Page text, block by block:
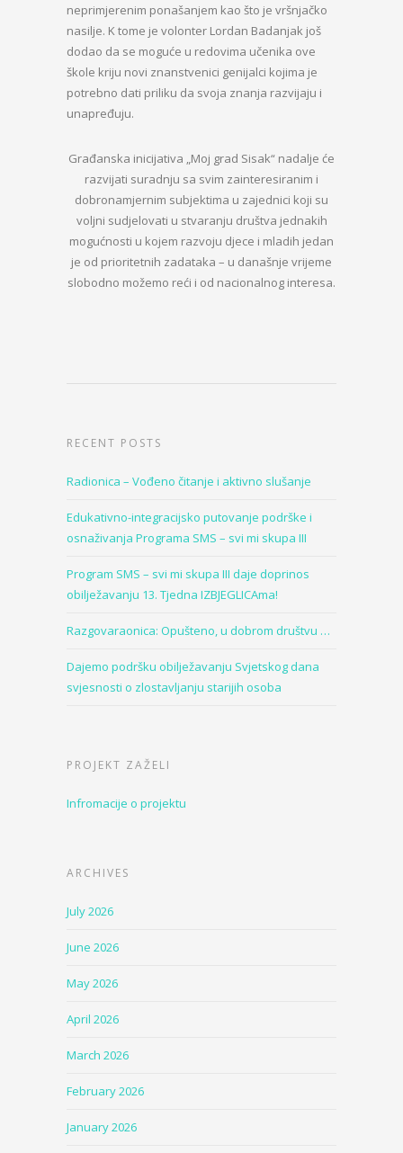
neprimjerenim ponašanjem kao što je vršnjačko
nasilje. K tome je volonter Lordan Badanjak još
dodao da se moguće u redovima učenika ove
škole kriju novi znanstvenici genijalci kojima je
potrebno dati priliku da svoja znanja razvijaju i
unapređuju.
Građanska inicijativa „Moj grad Sisak“ nadalje će
razvijati suradnju sa svim zainteresiranim i
dobronamjernim subjektima u zajednici koji su
voljni sudjelovati u stvaranju društva jednakih
mogućnosti u kojem razvoju djece i mladih jedan
je od prioritetnih zadataka – u današnje vrijeme
slobodno možemo reći i od nacionalnog interesa.
RECENT POSTS
Radionica – Vođeno čitanje i aktivno slušanje
Edukativno-integracijsko putovanje podrške i
osnaživanja Programa SMS – svi mi skupa III
Program SMS – svi mi skupa III daje doprinos
obilježavanju 13. Tjedna IZBJEGLICAma!
Razgovaraonica: Opušteno, u dobrom društvu …
Dajemo podršku obilježavanju Svjetskog dana
svjesnosti o zlostavljanju starijih osoba
PROJEKT ZAŽELI
Infromacije o projektu
ARCHIVES
July 2026
June 2026
May 2026
April 2026
March 2026
February 2026
January 2026